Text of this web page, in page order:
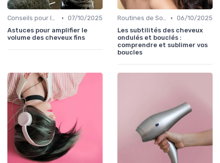
Conseils pour le Coiffage • 07/10/2025
Astuces pour amplifier le
volume des cheveux fins
Routines de Soins Capillaires • 06/10/2025
Les subtilités des cheveux
ondulés et bouclés :
comprendre et sublimer vos
boucles